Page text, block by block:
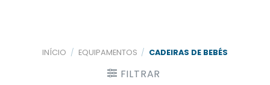
INÍCIO / EQUIPAMENTOS / CADEIRAS DE BEBÉS
FILTRAR